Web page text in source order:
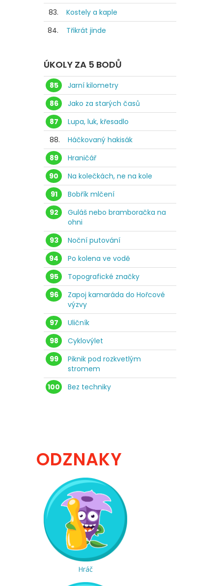
83.
Kostely a kaple
84.
Třikrát jinde
ÚKOLY ZA 5 BODŮ
85
Jarní kilometry
86
Jako za starých časů
87
Lupa, luk, křesadlo
88.
Háčkovaný hakisák
89
Hraničář
90
Na kolečkách, ne na kole
91
Bobřík mlčení
92
Guláš nebo bramboračka na
ohni
93
Noční putování
94
Po kolena ve vodě
95
Topografické značky
96
Zapoj kamaráda do Hořcové
výzvy
97
Uličník
98
Cyklovýlet
99
Piknik pod rozkvetlým
stromem
100
Bez techniky
ODZNAKY
Hráč